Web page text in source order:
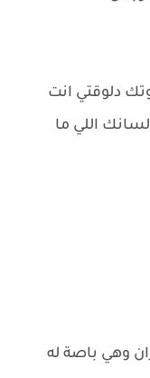
دلوقتي انت
اللي ما
وهي باصة له